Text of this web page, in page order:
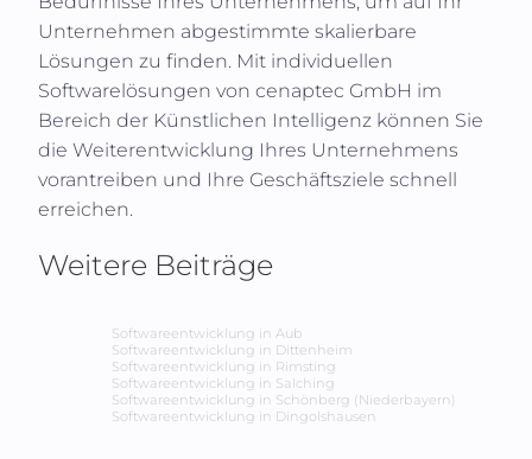
Unternehmen abgestimmte skalierbare
Lösungen zu finden. Mit individuellen
Softwarelösungen von cenaptec GmbH im
Bereich der Künstlichen Intelligenz können Sie
die Weiterentwicklung Ihres Unternehmens
vorantreiben und Ihre Geschäftsziele schnell
erreichen.
Weitere Beiträge
Softwareentwicklung in Aub
Softwareentwicklung in Dittenheim
Softwareentwicklung in Rimsting
Softwareentwicklung in Salching
Softwareentwicklung in Schönberg (Niederbayern)
Softwareentwicklung in Dingolshausen